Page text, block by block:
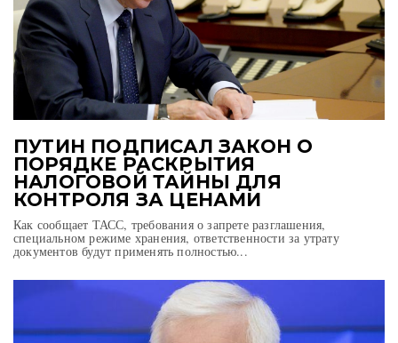
ПУТИН ПОДПИСАЛ ЗАКОН О
ПОРЯДКЕ РАСКРЫТИЯ
НАЛОГОВОЙ ТАЙНЫ ДЛЯ
КОНТРОЛЯ ЗА ЦЕНАМИ
Как сообщает ТАСС, требования о запрете разглашения,
специальном режиме хранения, ответственности за утрату
документов будут применять полностью...